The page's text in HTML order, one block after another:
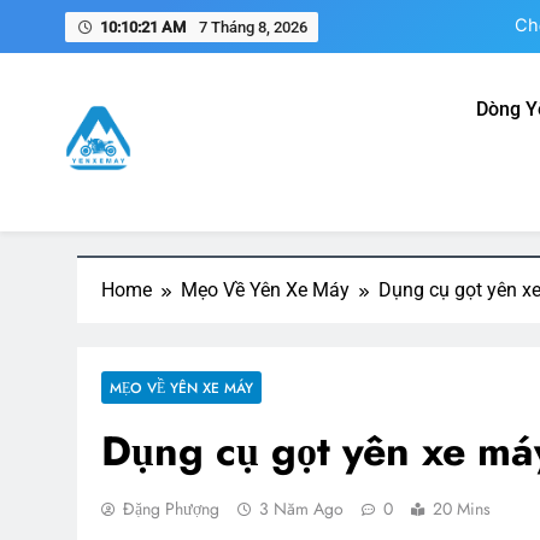
10:10:22 AM 7 Tháng 8, 2026
Nam
Dòng
Home Mẹo Về Yên Xe Máy Dụng cụ gọt yên
MẸO VỀ YÊN XE MÁY
Dụng cụ gọt yên xe
Đặng Phượng 3 Năm Ago 0 20 Mins